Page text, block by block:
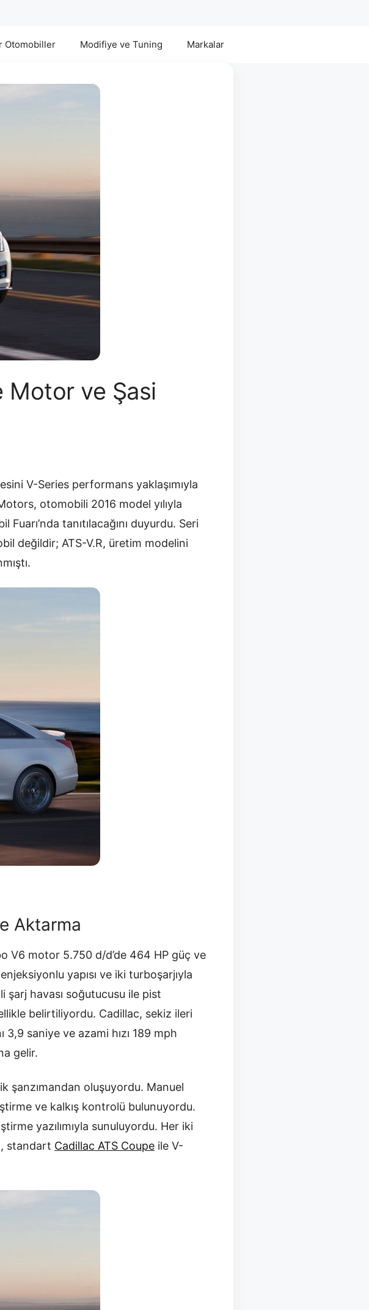
Otomobiller Modifiye ve Tuning Markalar
Motor ve Şasi
V-Series performans yaklaşımıyla
otomobili 2016 model yılıyla
tanıtılacağını duyurdu. Seri
değildir; ATS-V.R, üretim modelini
Aktarma
V6 motor 5.750 d/d’de 464 HP güç ve
yapısı ve iki turboşarjıyla
şarj havası soğutucusu ile pist
belirtiliyordu. Cadillac, sekiz ileri
3,9 saniye ve azami hızı 189 mph
gelir.
şanzımandan oluşuyordu. Manuel
ve kalkış kontrolü bulunuyordu.
yazılımıyla sunuluyordu. Her iki
standart Cadillac ATS Coupe ile V-